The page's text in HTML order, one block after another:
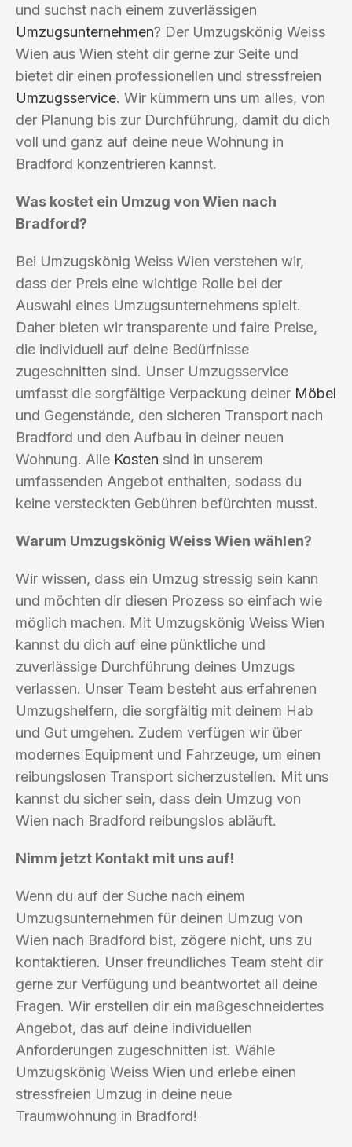
und suchst nach einem zuverlässigen
Umzugsunternehmen? Der Umzugskönig Weiss
Wien aus Wien steht dir gerne zur Seite und
bietet dir einen professionellen und stressfreien
Umzugsservice. Wir kümmern uns um alles, von
der Planung bis zur Durchführung, damit du dich
voll und ganz auf deine neue Wohnung in
Bradford konzentrieren kannst.
Was kostet ein Umzug von Wien nach
Bradford?
Bei Umzugskönig Weiss Wien verstehen wir,
dass der Preis eine wichtige Rolle bei der
Auswahl eines Umzugsunternehmens spielt.
Daher bieten wir transparente und faire Preise,
die individuell auf deine Bedürfnisse
zugeschnitten sind. Unser Umzugsservice
umfasst die sorgfältige Verpackung deiner Möbel
und Gegenstände, den sicheren Transport nach
Bradford und den Aufbau in deiner neuen
Wohnung. Alle Kosten sind in unserem
umfassenden Angebot enthalten, sodass du
keine versteckten Gebühren befürchten musst.
Warum Umzugskönig Weiss Wien wählen?
Wir wissen, dass ein Umzug stressig sein kann
und möchten dir diesen Prozess so einfach wie
möglich machen. Mit Umzugskönig Weiss Wien
kannst du dich auf eine pünktliche und
zuverlässige Durchführung deines Umzugs
verlassen. Unser Team besteht aus erfahrenen
Umzugshelfern, die sorgfältig mit deinem Hab
und Gut umgehen. Zudem verfügen wir über
modernes Equipment und Fahrzeuge, um einen
reibungslosen Transport sicherzustellen. Mit uns
kannst du sicher sein, dass dein Umzug von
Wien nach Bradford reibungslos abläuft.
Nimm jetzt Kontakt mit uns auf!
Wenn du auf der Suche nach einem
Umzugsunternehmen für deinen Umzug von
Wien nach Bradford bist, zögere nicht, uns zu
kontaktieren. Unser freundliches Team steht dir
gerne zur Verfügung und beantwortet all deine
Fragen. Wir erstellen dir ein maßgeschneidertes
Angebot, das auf deine individuellen
Anforderungen zugeschnitten ist. Wähle
Umzugskönig Weiss Wien und erlebe einen
stressfreien Umzug in deine neue
Traumwohnung in Bradford!